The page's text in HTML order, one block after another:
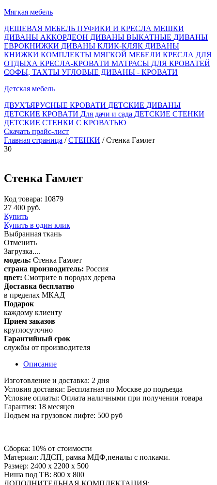
Мягкая мебель
ДЕШЕВАЯ МЕБЕЛЬ ПУФИКИ И КРЕСЛА МЕШКИ
ДИВАНЫ АККОРДЕОН ДИВАНЫ ВЫКАТНЫЕ ДИВАНЫ
ЕВРОКНИЖКИ ДИВАНЫ КЛИК-КЛЯК ДИВАНЫ
КНИЖКИ КОМПЛЕКТЫ МЯГКОЙ МЕБЕЛИ КРЕСЛА ДЛЯ
ОТДЫХА КРЕСЛА-КРОВАТИ МАТРАСЫ ДЛЯ КРОВАТЕЙ
СОФЫ, ТАХТЫ УГЛОВЫЕ ДИВАНЫ - КРОВАТИ
Детская мебель
ДВУХЪЯРУСНЫЕ КРОВАТИ ДЕТСКИЕ ДИВАНЫ
ДЕТСКИЕ КРОВАТИ Для дачи и сада ДЕТСКИЕ СТЕНКИ
ДЕТСКИЕ СТЕНКИ С КРОВАТЬЮ
Скачать прайс-лист
Главная страница /СТЕНКИ / Стенка Гамлет
30
Стенка Гамлет
Код товара: 10879
27 400 руб.
Купить
Купить в один клик
Выбранная ткань
Отменить
Загрузка....
модель: Стенка Гамлет
страна производитель: Россия
цвет: Смотрите в породах дерева
Доставка бесплатно
в пределах МКАД
Подарок
каждому клиенту
Прием заказов
круглосуточно
Гарантийный срок
службы от производителя
Описание
Изготовление и доставка: 2 дня
Условия доставки: Бесплатная по Москве до подъезда
Условие оплаты: Оплата наличными при получении товара
Гарантия: 18 месяцев
Подъем на грузовом лифте: 500 руб
Сборка: 10% от стоимости
Материал: ЛДСП, рамка МДФ,пеналы с полками.
Размер: 2400 х 2200 х 500
Ниша под ТВ: 800 х 800
ДОПОЛНИТЕЛЬНАЯ КОМПЛЕКТАЦИЯ: